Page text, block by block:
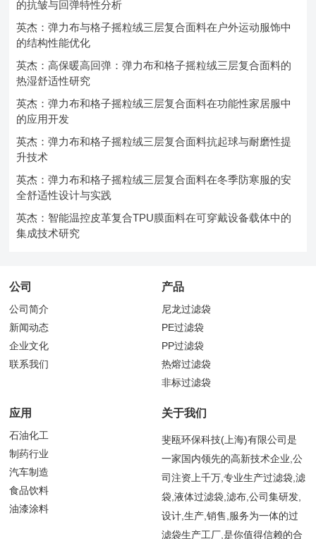
的抗皱与回弹特性分析
英杰：弹力布与格子摇粒绒三层复合面料在户外运动服饰中
的结构性能优化
英杰：高保暖高回弹：弹力布和格子摇粒绒三层复合面料的
热湿舒适性研究
英杰：弹力布和格子摇粒绒三层复合面料在功能性家居服中
的应用开发
英杰：弹力布和格子摇粒绒三层复合面料抗起球与耐磨性提
升技术
英杰：弹力布和格子摇粒绒三层复合面料在冬季防寒服的安
全舒适性设计与实践
英杰：智能温控皮革复合TPU膜面料在可穿戴设备载体中的
集成技术研究
公司
公司简介
新闻动态
企业文化
联系我们
产品
尼龙过滤袋
PE过滤袋
PP过滤袋
热熔过滤袋
非标过滤袋
应用
石油化工
制药行业
汽车制造
食品饮料
油漆涂料
关于我们
斐瓯环保科技(上海)有限公司是
一家国内领先的高新技术企业,公
司注资上千万,专业生产过滤袋,滤
袋,液体过滤袋,滤布,公司集研发,
设计,生产,销售,服务为一体的过
滤袋生产工厂,是你值得信赖的合